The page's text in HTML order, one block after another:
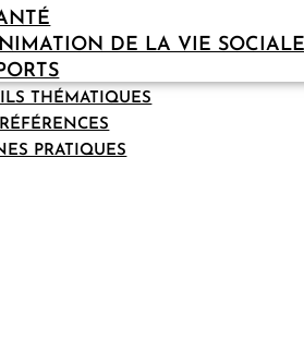
DE LA VIE
THÉMATIQUES
PRATIQUES